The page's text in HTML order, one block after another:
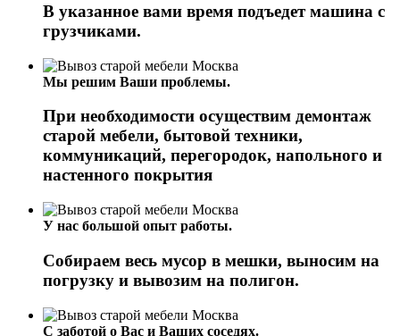
В указанное вами время подъедет машина с
грузчиками.
Мы решим Ваши проблемы.
При необходимости осуществим демонтаж
старой мебели, бытовой техники,
коммуникаций, перегородок, напольного и
настенного покрытия
У нас большой опыт работы.
Собираем весь мусор в мешки, выносим на
погрузку и вывозим на полигон.
С заботой о Вас и Ваших соседях.